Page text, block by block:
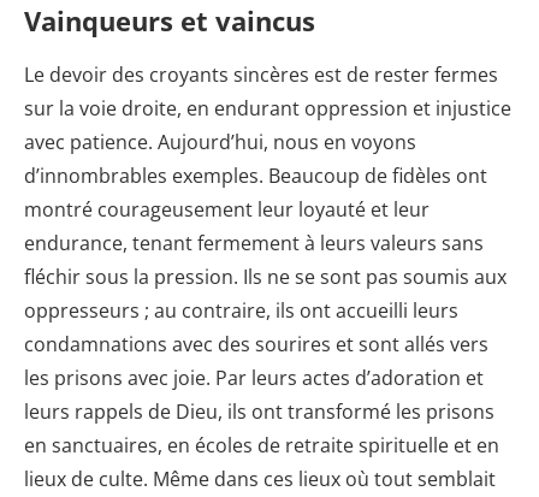
Vainqueurs et vaincus
Le devoir des croyants sincères est de rester fermes
sur la voie droite, en endurant oppression et injustice
avec patience. Aujourd’hui, nous en voyons
d’innombrables exemples. Beaucoup de fidèles ont
montré courageusement leur loyauté et leur
endurance, tenant fermement à leurs valeurs sans
fléchir sous la pression. Ils ne se sont pas soumis aux
oppresseurs ; au contraire, ils ont accueilli leurs
condamnations avec des sourires et sont allés vers
les prisons avec joie. Par leurs actes d’adoration et
leurs rappels de Dieu, ils ont transformé les prisons
en sanctuaires, en écoles de retraite spirituelle et en
lieux de culte. Même dans ces lieux où tout semblait